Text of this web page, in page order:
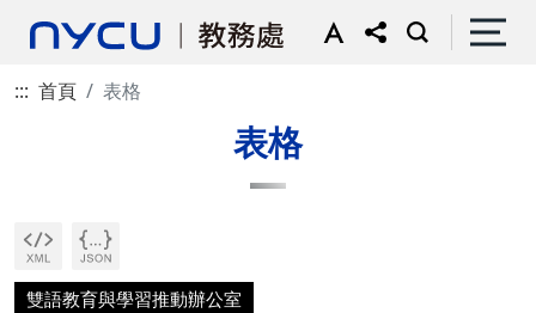
::: 首頁 表格
表格
雙語教育與學習推動辦公室